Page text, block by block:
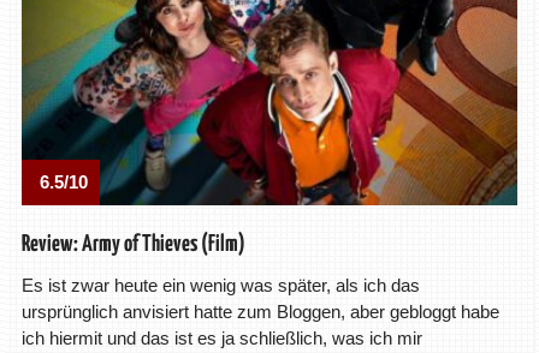
6.5/10
Review: Army of Thieves (Film)
Es ist zwar heute ein wenig was später, als ich das
ursprünglich anvisiert hatte zum Bloggen, aber gebloggt habe
ich hiermit und das ist es ja schließlich, was ich mir